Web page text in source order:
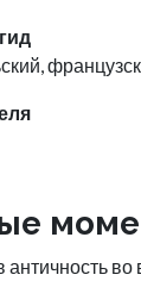
античность